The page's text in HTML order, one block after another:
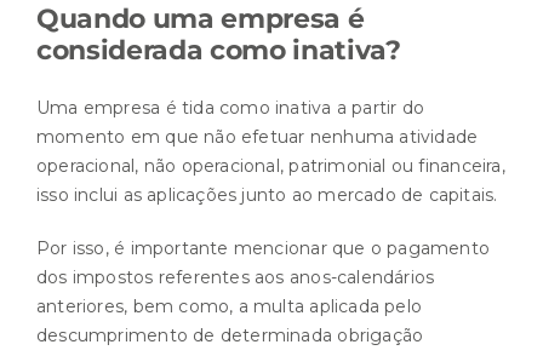
Quando uma empresa é
considerada como inativa?
Uma empresa é tida como inativa a partir do
momento em que não efetuar nenhuma atividade
operacional, não operacional, patrimonial ou financeira,
isso inclui as aplicações junto ao mercado de capitais.
Por isso, é importante mencionar que o pagamento
dos impostos referentes aos anos-calendários
anteriores, bem como, a multa aplicada pelo
descumprimento de determinada obrigação